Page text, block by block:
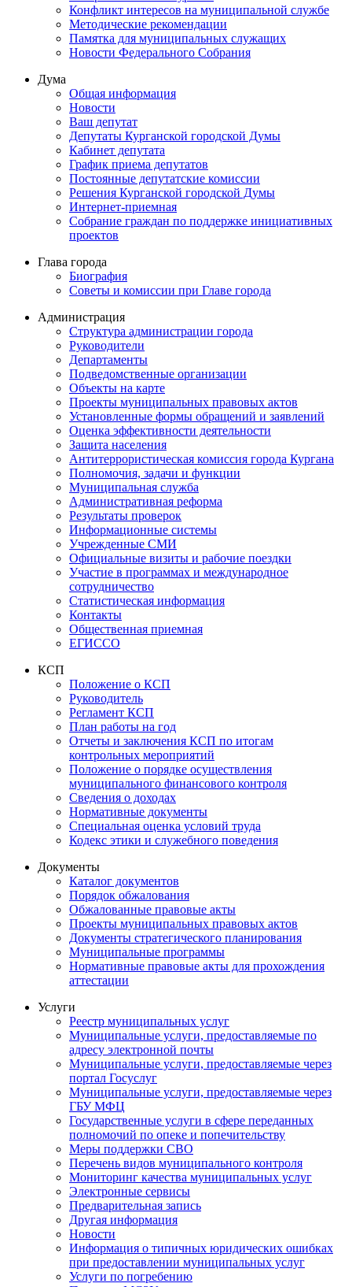
Конфликт интересов на муниципальной службе
Методические рекомендации
Памятка для муниципальных служащих
Новости Федерального Cобрания
Дума
Общая информация
Новости
Ваш депутат
Депутаты Курганской городской Думы
Кабинет депутата
График приема депутатов
Постоянные депутатские комиссии
Решения Курганской городской Думы
Интернет-приемная
Собрание граждан по поддержке инициативных
проектов
Глава города
Биография
Советы и комиссии при Главе города
Администрация
Структура администрации города
Руководители
Департаменты
Подведомственные организации
Объекты на карте
Проекты муниципальных правовых актов
Установленные формы обращений и заявлений
Оценка эффективности деятельности
Защита населения
Антитеррористическая комиссия города Кургана
Полномочия, задачи и функции
Муниципальная служба
Административная реформа
Результаты проверок
Информационные системы
Учрежденные СМИ
Официальные визиты и рабочие поездки
Участие в программах и международное
сотрудничество
Статистическая информация
Контакты
Общественная приемная
ЕГИССО
КСП
Положение о КСП
Руководитель
Регламент КСП
План работы на год
Отчеты и заключения КСП по итогам
контрольных мероприятий
Положение о порядке осуществления
муниципального финансового контроля
Сведения о доходах
Нормативные документы
Специальная оценка условий труда
Кодекс этики и служебного поведения
Документы
Каталог документов
Порядок обжалования
Обжалованные правовые акты
Проекты муниципальных правовых актов
Документы стратегического планирования
Муниципальные программы
Нормативные правовые акты для прохождения
аттестации
Услуги
Реестр муниципальных услуг
Муниципальные услуги, предоставляемые по
адресу электронной почты
Муниципальные услуги, предоставляемые через
портал Госуслуг
Муниципальные услуги, предоставляемые через
ГБУ МФЦ
Государственные услуги в сфере переданных
полномочий по опеке и попечительству
Меры поддержки СВО
Перечень видов муниципального контроля
Мониторинг качества муниципальных услуг
Электронные сервисы
Предварительная запись
Другая информация
Новости
Информация о типичных юридических ошибках
при предоставлении муниципальных услуг
Услуги по погребению